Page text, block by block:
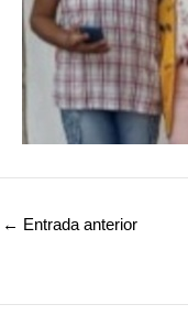
← Entrada anterior